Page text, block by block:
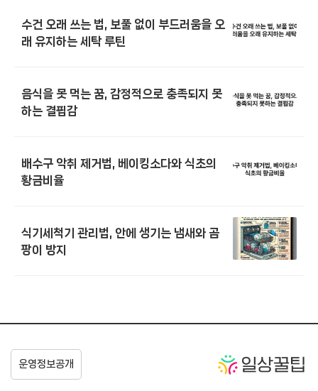
수건 오래 쓰는 법, 보풀 없이 부드러움을 오
래 유지하는 세탁 루틴
음식을 못 먹는 꿈, 감정적으로 충족되지 못
하는 결핍감
배수구 악취 제거법, 베이킹소다와 식초의
황금비율
식기세척기 관리법, 안에 생기는 냄새와 곰
팡이 방지